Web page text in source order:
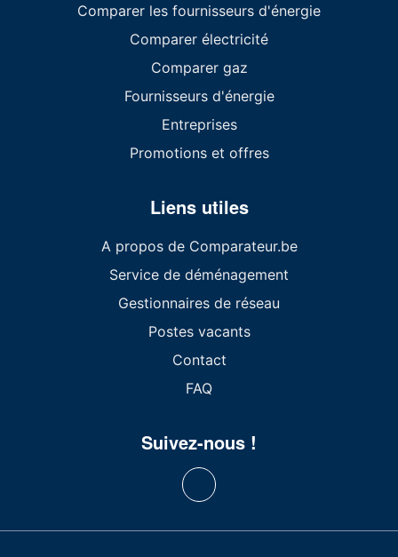
Comparer les fournisseurs d'énergie
Comparer électricité
Comparer gaz
Fournisseurs d'énergie
Entreprises
Promotions et offres
Liens utiles
A propos de Comparateur.be
Service de déménagement
Gestionnaires de réseau
Postes vacants
Contact
FAQ
Suivez-nous !